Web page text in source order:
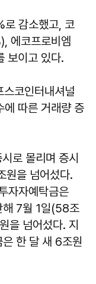
감소했고, 코
에코프로비엠
이고 있다.
코인터내셔널
따른 거래량 증
로 몰리며 증시
원을 넘어섰다.
자자예탁금은
7월 1일(58조
을 넘어섰다. 지
한 달 새 6조원